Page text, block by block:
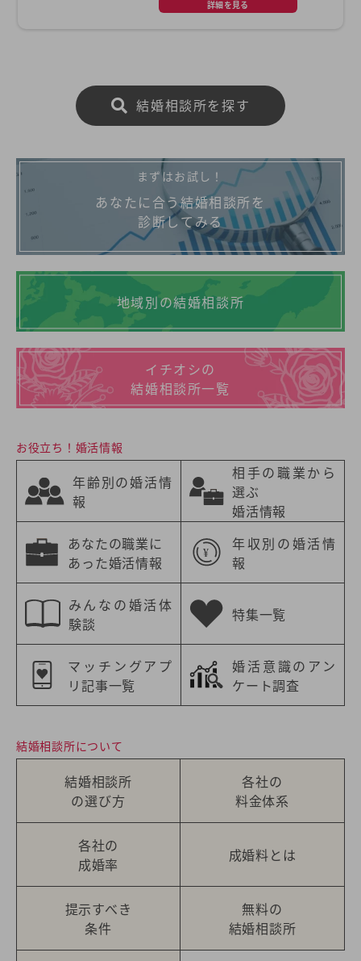
詳細を見る
結婚相談所を探す
まずはお試し！
あなたに合う結婚相談所を
診断してみる
地域別の結婚相談所
イチオシの
結婚相談所一覧
お役立ち！婚活情報
年齢別の婚活情
報
相手の職業から
選ぶ
婚活情報
あなたの職業に
あった婚活情報
年収別の婚活情
報
みんなの婚活体
験談
特集一覧
マッチングアプ
リ記事一覧
婚活意識のアン
ケート調査
結婚相談所について
結婚相談所
の選び方
各社の
料金体系
各社の
成婚率
成婚料とは
提示すべき
条件
無料の
結婚相談所